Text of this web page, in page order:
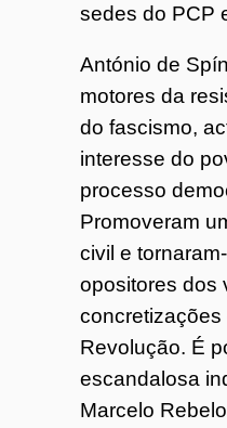
sedes do PCP
António de
motores da
do fascismo,
interesse do
processo
Promoveram
civil e
opositores dos
concretizações
Revolução. É
escandalosa
Marcelo